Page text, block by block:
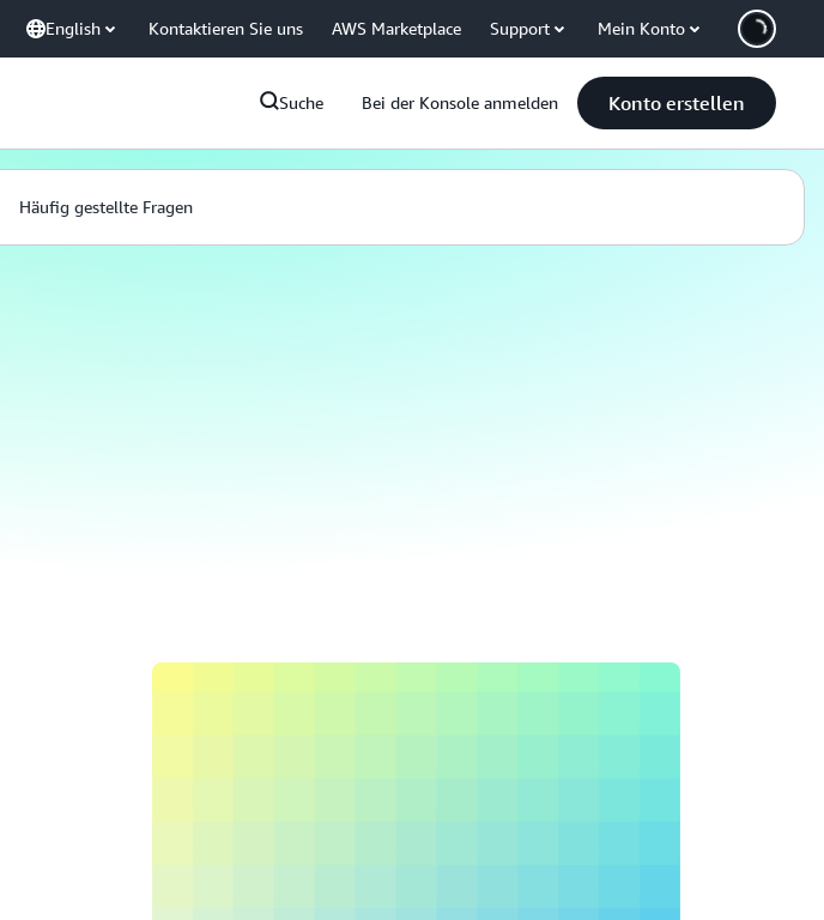
English Kontaktieren Sie uns AWS Marketplace Support Mein Konto
Suche Bei der Konsole anmelden Konto erstellen
Häufig gestellte Fragen